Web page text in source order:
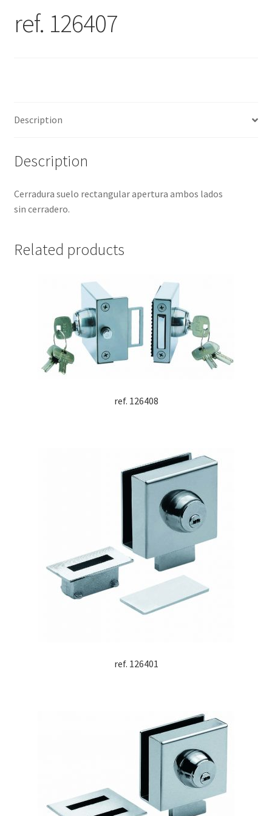
ref. 126407
Description
Description
Cerradura suelo rectangular apertura ambos lados
sin cerradero.
Related products
ref. 126408
ref. 126401